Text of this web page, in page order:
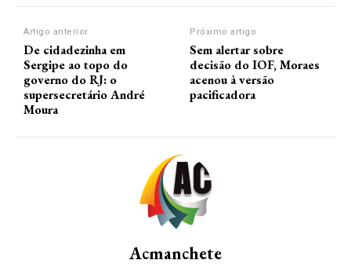
Artigo anterior
De cidadezinha em
Sergipe ao topo do
governo do RJ: o
supersecretário André
Moura
Próximo artigo
Sem alertar sobre
decisão do IOF, Moraes
acenou à versão
pacificadora
Acmanchete